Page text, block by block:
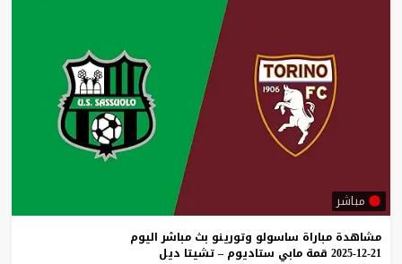
مباشر
مشاهدة مباراة ساسولو وتورينو بث مباشر اليوم
21-12-2025
قمة مابي ستاديوم – تشيتا ديل